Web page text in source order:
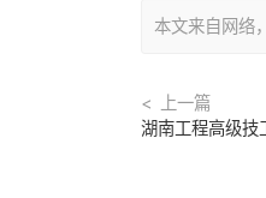
本文来自网
上一篇
湖南工程高级技